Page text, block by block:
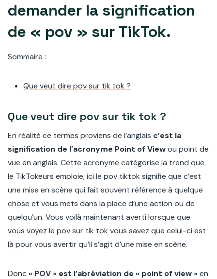
demander la signification
de « pov » sur TikTok.
Sommaire :
Que veut dire pov sur tik tok ?
Que veut dire pov sur tik tok ?
En réalité ce termes proviens de l’anglais c’est la
signification de l’acronyme Point of Viewou point de
vue en anglais. Cette acronyme catégorise la trend que
le TikTokeurs emploie, ici le pov tiktok signifie que c’est
une mise en scène qui fait souvent référence à quelque
chose et vous mets dans la place d’une action ou de
quelqu’un. Vous voilà maintenant averti lorsque que
vous voyez le pov sur tik tok vous savez que celui-ci est
là pour vous avertir qu’il s’agit d’une mise en scène.
Donc« POV » est l’abréviation de « point of view »en